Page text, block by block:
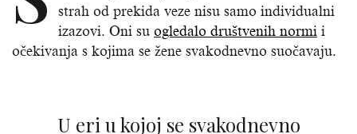
strah od prekida veze nisu samo individualni
izazovi. Oni su ogledalo društvenih normi i
očekivanja s kojima se žene svakodnevno suočavaju.
U eri u kojoj se svakodnevno